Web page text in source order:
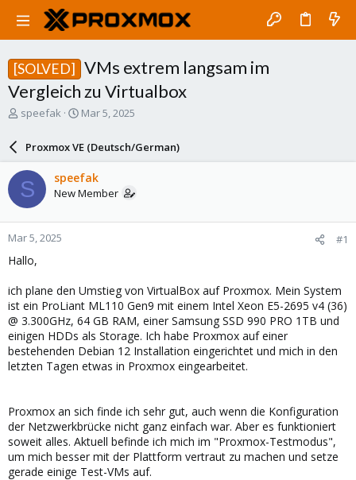
[SOLVED]
VMs extrem langsam im
Vergleich zu Virtualbox
T
a
d
s
t
a
r
t
e
speefak
S
a
r
d
a
e
Mar 5, 2025
Proxmox VE (Deutsch/German)
S speefak
New Member
Mar 5, 2025 #1
Hallo,
ich plane den Umstieg von VirtualBox auf Proxmox. Mein System
ist ein ProLiant ML110 Gen9 mit einem Intel Xeon E5-2695 v4 (36)
@ 3.300GHz, 64 GB RAM, einer Samsung SSD 990 PRO 1TB und
einigen HDDs als Storage. Ich habe Proxmox auf einer
bestehenden Debian 12 Installation eingerichtet und mich in den
letzten Tagen etwas in Proxmox eingearbeitet.
Proxmox an sich finde ich sehr gut, auch wenn die Konfiguration
der Netzwerkbrücke nicht ganz einfach war. Aber es funktioniert
soweit alles. Aktuell befinde ich mich im "Proxmox-Testmodus",
um mich besser mit der Plattform vertraut zu machen und setze
gerade einige Test-VMs auf.